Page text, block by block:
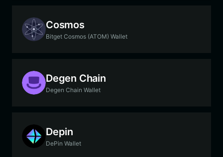
Cosmos
Bitget Cosmos (ATOM) Wallet
Degen Chain
Degen Chain Wallet
Depin
DePin Wallet